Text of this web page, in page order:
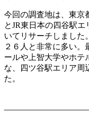
今回の調査地は、東京
とJR東日本の四谷駅
いてリサーチしました
２６人と非常に多い
ールや上智大学やホテ
な、四ツ谷駅エリア周
た。